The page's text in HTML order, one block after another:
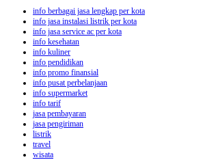
info berbagai jasa lengkap per kota
info jasa instalasi listrik per kota
info jasa service ac per kota
info kesehatan
info kuliner
info pendidikan
info promo finansial
info pusat perbelanjaan
info supermarket
info tarif
jasa pembayaran
jasa pengiriman
listrik
travel
wisata